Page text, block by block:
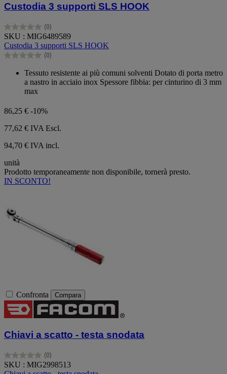
Custodia 3 supporti SLS HOOK
(0)
0.0
su
5
stelle.
SKU : MIG6489589
Custodia 3 supporti SLS HOOK
(0)
0.0
Tessuto resistente ai più comuni solventi Dotato di porta metro
a nastro in acciaio inox Spessore fibbia: per cinturino di 3 mm
max
86,25 € -10%
77,62 € IVA Escl.
94,70 € IVA incl.
unità
Prodotto temporaneamente non disponibile, tornerà presto.
IN SCONTO!
Confronta Compara
Chiavi a scatto - testa snodata
(0)
0.0
su
SKU : MIG2998513